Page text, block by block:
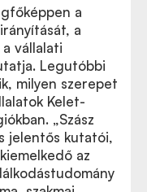
a
a
vállalati
Legutóbbi
milyen szerepet
Kelet-
„Szász
jelentős kutatói,
az